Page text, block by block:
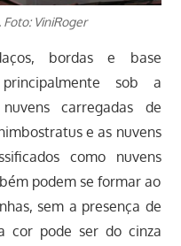
ViniRoger
bordas e base
principalmente sob a
carregadas de
e as nuvens
como nuvens
podem se formar ao
sem a presença de
cor pode ser do cinza